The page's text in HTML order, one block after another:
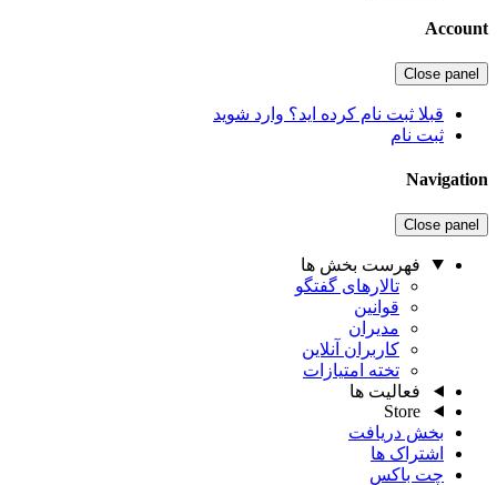
Account
Close panel
قبلا ثبت نام کرده اید؟ وارد شوید
ثبت نام
Navigation
Close panel
فهرست بخش ها
تالارهای گفتگو
قوانین
مدیران
کاربران آنلاین
تخته امتیازات
فعالیت ها
Store
بخش دریافت
اشتراک ها
چت باکس